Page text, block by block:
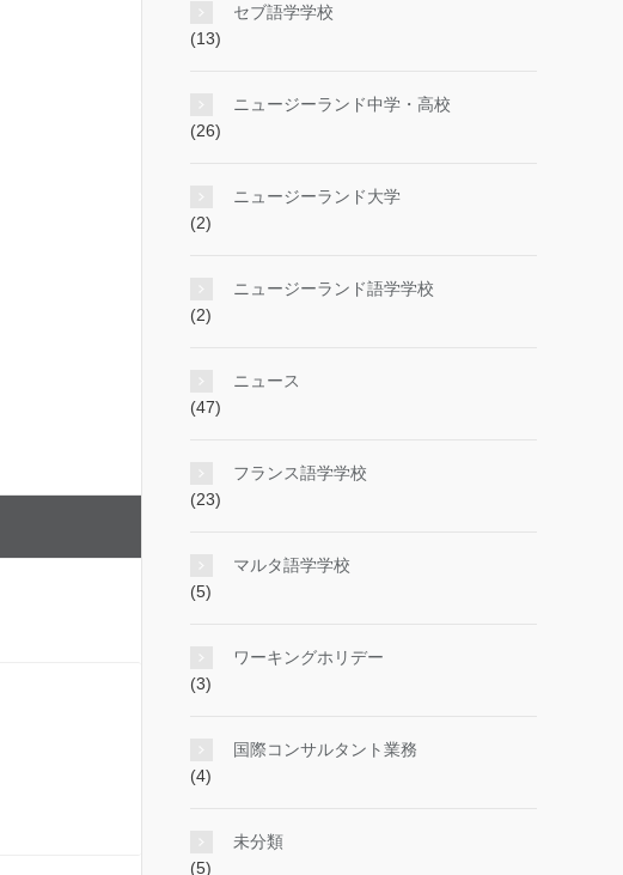
セブ語学学校
(13)
ニュージーランド中学・高校
(26)
ニュージーランド大学
(2)
ニュージーランド語学学校
(2)
ニュース
(47)
フランス語学学校
(23)
マルタ語学学校
(5)
ワーキングホリデー
(3)
国際コンサルタント業務
(4)
未分類
(5)